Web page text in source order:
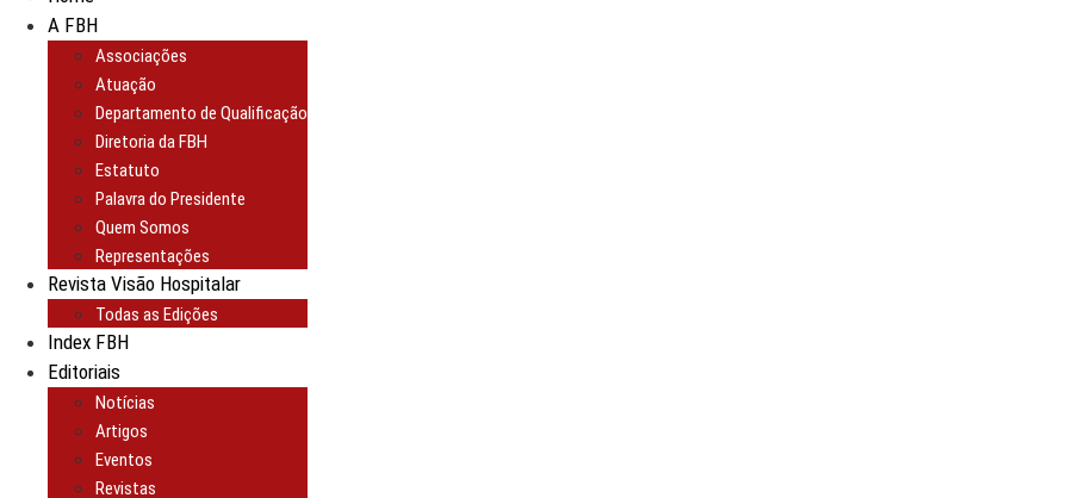
A FBH
Associações
Atuação
Departamento de Qualificação
Diretoria da FBH
Estatuto
Palavra do Presidente
Quem Somos
Representações
Revista Visão Hospitalar
Todas as Edições
Index FBH
Editoriais
Notícias
Artigos
Eventos
Revistas